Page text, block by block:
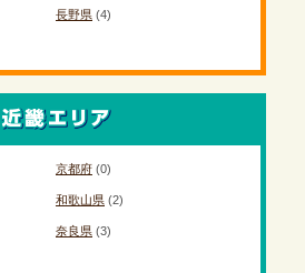
長野県(4)
京都府(0)
和歌山県(2)
奈良県(3)